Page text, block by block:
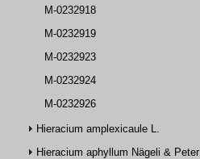
M-0232918
M-0232919
M-0232923
M-0232924
M-0232926
Hieracium amplexicaule L.
Hieracium aphyllum Nägeli & Peter